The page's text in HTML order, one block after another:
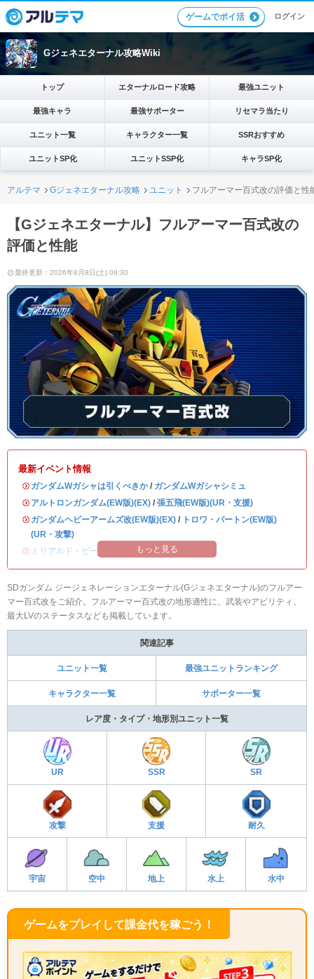
ゲームでポイ活 ログイン
Gジェネエターナル攻略Wiki
トップ エターナルロード攻略 最強ユニット
最強キャラ 最強サポーター リセマラ当たり
ユニット一覧 キャラクター一覧 SSRおすすめ
ユニットSP化 ユニットSSP化 キャラSP化
アルテマ Gジェネエターナル攻略 ユニット フルアーマー百式改の評価と性
【Gジェネエターナル】フルアーマー百式改の
評価と性能
最終更新：2026年8月8日(土) 09:30
最新イベント情報
・ ガンダムWガシャは引くべきか/ ガンダムWガシャシミュ
・ アルトロンガンダム(EW版)(EX) / 張五飛(EW版)(UR・支援)
・ ガンダムヘビーアームズ改(EW版)(EX) / トロワ・バートン(EW版)
(UR・攻撃)
・ ミリアルド・ピースクラフト&リーブラ
もっと見る
SDガンダム ジージェネレーションエターナル(Gジェネエターナル)のフルアー
マー百式改をご紹介。フルアーマー百式改の地形適性に、武装やアビリティ、
最大LVのステータスなども掲載しています。
関連記事
ユニット一覧 最強ユニットランキング
キャラクター一覧 サポーター一覧
レア度・タイプ・地形別ユニット一覧
UR SSR SR
攻撃 支援 耐久
宇宙 空中 地上 水上 水中
ゲームをプレイして課金代を稼ごう！